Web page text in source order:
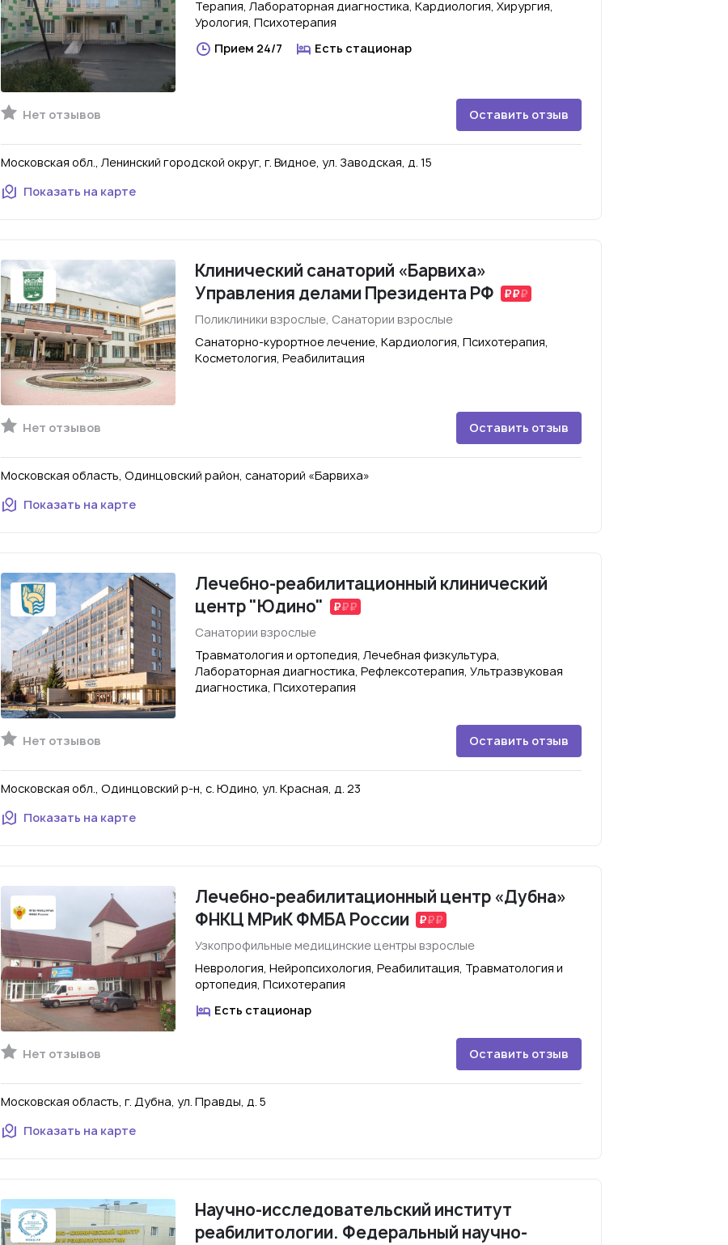
Терапия, Лабораторная диагностика, Кардиология, Хирургия,
Урология, Психотерапия
Прием 24/7
Есть стационар
Нет отзывов Оставить отзыв
Московская обл., Ленинский городской округ, г. Видное, ул. Заводская, д. 15
Показать на карте
Клинический cанаторий «Барвиха»
Управления делами Президента РФ
Поликлиники взрослые, Санатории взрослые
Санаторно-курортное лечение, Кардиология, Психотерапия,
Косметология, Реабилитация
Нет отзывов Оставить отзыв
Московская область, Одинцовский район, санаторий «Барвиха»
Показать на карте
Лечебно-реабилитационный клинический
центр "Юдино"
Санатории взрослые
Травматология и ортопедия, Лечебная физкультура,
Лабораторная диагностика, Рефлексотерапия, Ультразвуковая
диагностика, Психотерапия
Нет отзывов Оставить отзыв
Московская обл., Одинцовский р-н, с. Юдино, ул. Красная, д. 23
Показать на карте
Лечебно-реабилитационный центр «Дубна»
ФНКЦ МРиК ФМБА России
Узкопрофильные медицинские центры взрослые
Неврология, Нейропсихология, Реабилитация, Травматология и
ортопедия, Психотерапия
Есть стационар
Нет отзывов Оставить отзыв
Московская область, г. Дубна, ул. Правды, д. 5
Показать на карте
Научно-исследовательский институт
реабилитологии. Федеральный научно-